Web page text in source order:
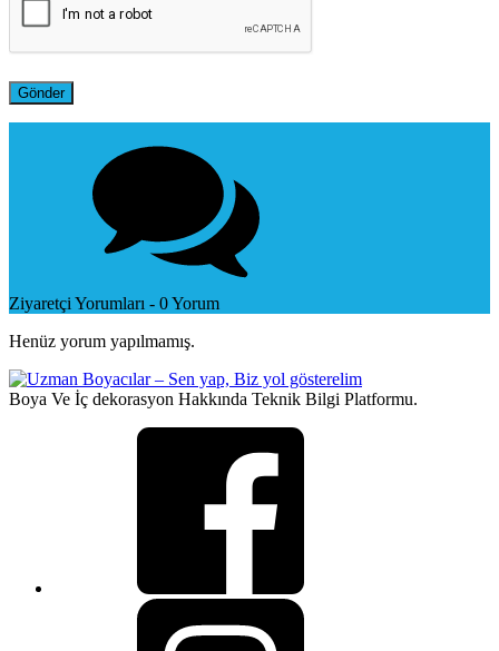
Ziyaretçi Yorumları - 0 Yorum
Henüz yorum yapılmamış.
Boya Ve İç dekorasyon Hakkında Teknik Bilgi Platformu.